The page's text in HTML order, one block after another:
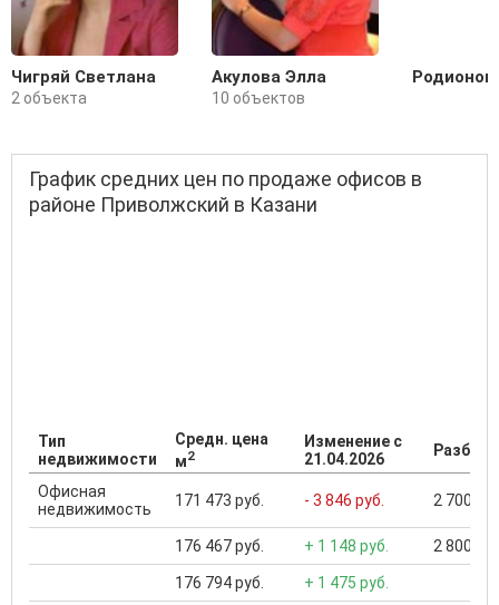
Чигряй Светлана
2 объекта
Акулова Элла
10 объектов
График средних цен по продаже офисов в
районе Приволжский в Казани
Тип
недвижимости
Средн. цена
м2
Изменение с
21.04.2026
Офисная
недвижимость
171 473 руб. - 3 846 руб. 2 700
176 467 руб. + 1 148 руб. 2 800
176 794 руб. + 1 475 руб.